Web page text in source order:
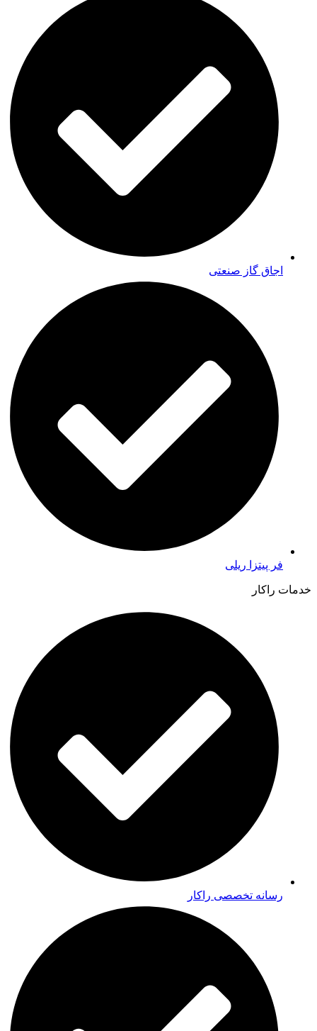
اجاق گاز صنعتی
فر پیتزا ریلی
خدمات راکار
رسانه تخصصی راکار